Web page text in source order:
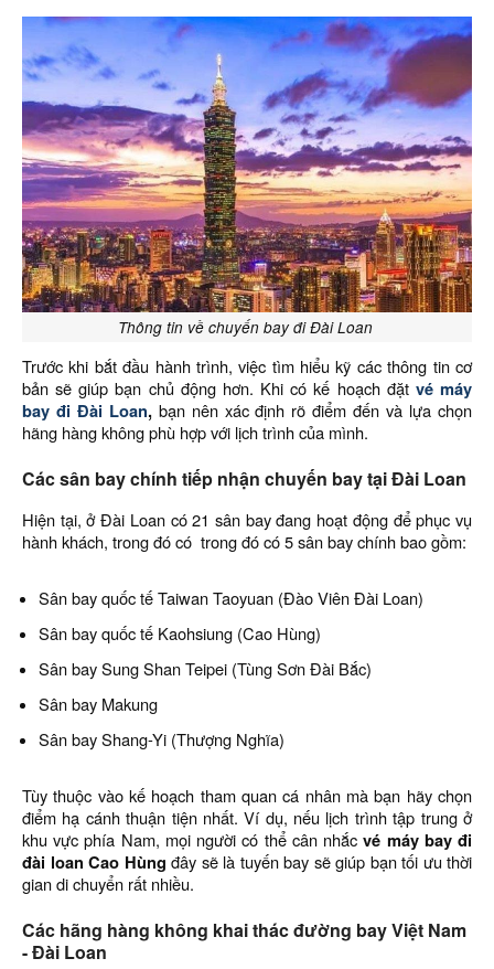
Thông tin về chuyến bay đi Đài Loan
Trước khi bắt đầu hành trình, việc tìm hiểu kỹ các thông tin cơ
bản sẽ giúp bạn chủ động hơn. Khi có kế hoạch đặt vé máy
bay đi Đài Loan,bạn nên xác định rõ điểm đến và lựa chọn
hãng hàng không phù hợp với lịch trình của mình.
Các sân bay chính tiếp nhận chuyến bay tại Đài Loan
Hiện tại, ở Đài Loan có 21 sân bay đang hoạt động để phục vụ
hành khách, trong đó có trong đó có 5 sân bay chính bao gồm:
Sân bay quốc tế Taiwan Taoyuan (Đào Viên Đài Loan)
Sân bay quốc tế Kaohsiung (Cao Hùng)
Sân bay Sung Shan Teipei (Tùng Sơn Đài Bắc)
Sân bay Makung
Sân bay Shang-Yi (Thượng Nghĩa)
Tùy thuộc vào kế hoạch tham quan cá nhân mà bạn hãy chọn
điểm hạ cánh thuận tiện nhất. Ví dụ, nếu lịch trình tập trung ở
khu vực phía Nam, mọi người có thể cân nhắcvé máy bay đi
đài loan Cao Hùng đây sẽ là tuyến bay sẽ giúp bạn tối ưu thời
gian di chuyển rất nhiều.
Các hãng hàng không khai thác đường bay Việt Nam
- Đài Loan